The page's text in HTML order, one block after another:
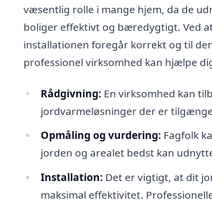
væsentlig rolle i mange hjem, da de
boliger effektivt og bæredygtigt. Ved
installationen foregår korrekt og til
professionel virksomhed kan hjælpe
Rådgivning: En virksomhed kan
jordvarmeløsninger der er
Opmåling og vurdering: Fagfolk
jorden og arealet bedst kan
Installation: Det er vigtigt, at dit
maksimal effektivitet.